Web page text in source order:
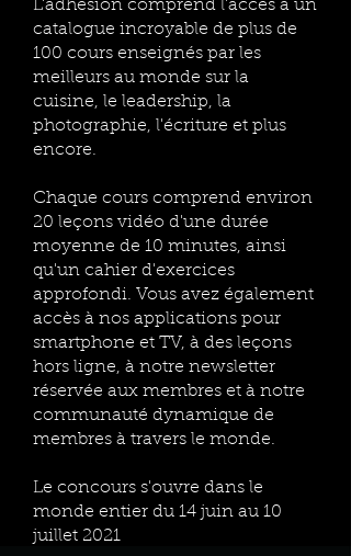
L'adhésion comprend l'accès à un
catalogue incroyable de plus de
100 cours enseignés par les
meilleurs au monde sur la
cuisine, le leadership, la
photographie, l'écriture et plus
encore.
Chaque cours comprend environ
20 leçons vidéo d'une durée
moyenne de 10 minutes, ainsi
qu'un cahier d'exercices
approfondi. Vous avez également
accès à nos applications pour
smartphone et TV, à des leçons
hors ligne, à notre newsletter
réservée aux membres et à notre
communauté dynamique de
membres à travers le monde.
Le concours s'ouvre dans le
monde entier du 14 juin au 10
juillet 2021